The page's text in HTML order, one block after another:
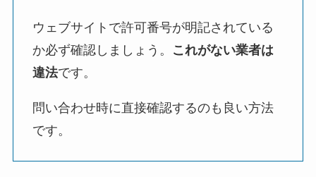
ウェブサイトで許可番号が明記されている
か必ず確認しましょう。
これがない業者は
違法です。
問い合わせ時に直接確認するのも良い方法
です。